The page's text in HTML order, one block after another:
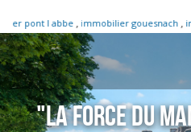
pont l abbe,immobilier gouesnach ,
"La Force du